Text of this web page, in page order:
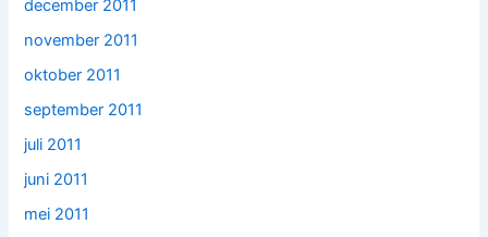
december 2011
november 2011
oktober 2011
september 2011
juli 2011
juni 2011
mei 2011